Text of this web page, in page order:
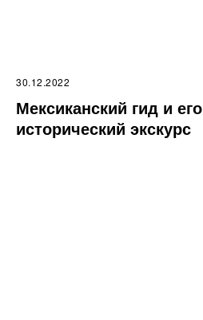
30.12.2022
Мексиканский гид и его
исторический экскурс